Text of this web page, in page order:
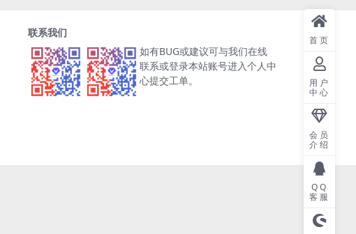
联系我们
如有BUG或建议可与我们在线
联系或登录本站账号进入个人中
心提交工单。
首页
用户
中心
会员
介绍
QQ
客服